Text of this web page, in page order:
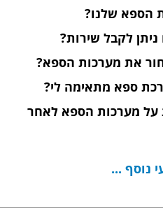
הספא שלנו?
לקבל שירות?
את מערכות הספא?
ספא מתאימה לי?
על מערכות הספא לאחר
נוסף ...